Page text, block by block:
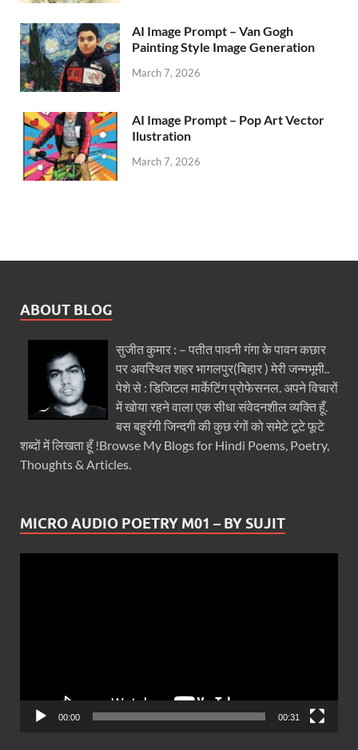
AI Image Prompt – Van Gogh
Painting Style Image Generation
March 7, 2026
AI Image Prompt – Pop Art Vector
Ilustration
March 7, 2026
ABOUT BLOG
सुजीत कुमार : – पतीत पावनी गंगा के पावन कछार
पर अवस्थित शहर भागलपुर(बिहार ) मेरी जन्मभूमी..
पेशे से : डिजिटल मार्केटिंग प्रोफेसनल. अपने विचारों
में खोया रहने वाला एक सीधा संवेदनशील व्यक्ति हूँ.
बस बहुरंगी जिन्दगी की कुछ रंगों को समेटे टूटे फूटे
शब्दों में लिखता हूँ !Browse My Blogs for Hindi Poems, Poetry,
Thoughts & Articles.
MICRO AUDIO POETRY M01 – BY SUJIT
00:00 00:31